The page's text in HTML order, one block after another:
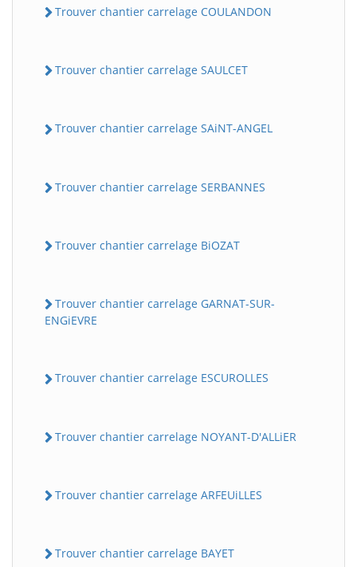
Trouver chantier carrelage COULANDON
Trouver chantier carrelage SAULCET
Trouver chantier carrelage SAiNT-ANGEL
Trouver chantier carrelage SERBANNES
Trouver chantier carrelage BiOZAT
Trouver chantier carrelage GARNAT-SUR-
ENGiEVRE
Trouver chantier carrelage ESCUROLLES
Trouver chantier carrelage NOYANT-D'ALLiER
Trouver chantier carrelage ARFEUiLLES
Trouver chantier carrelage BAYET